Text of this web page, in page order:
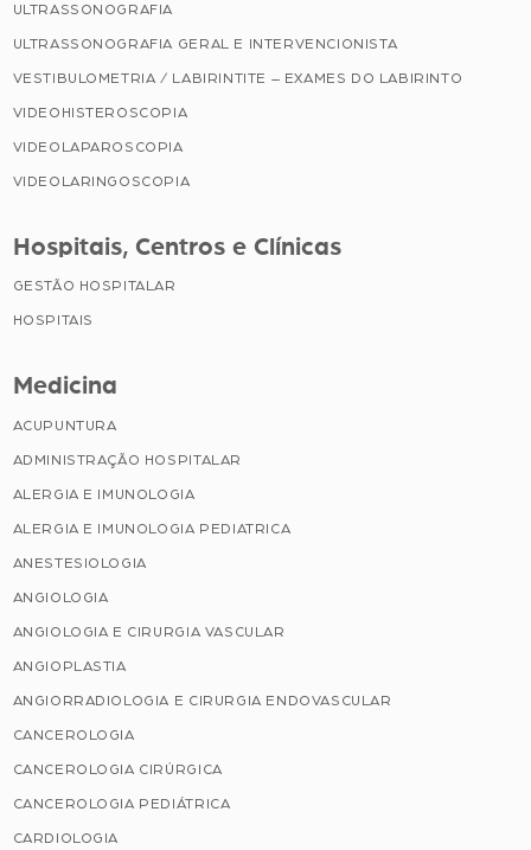
ULTRASSONOGRAFIA
ULTRASSONOGRAFIA GERAL E INTERVENCIONISTA
VESTIBULOMETRIA / LABIRINTITE – EXAMES DO LABIRINTO
VIDEOHISTEROSCOPIA
VIDEOLAPAROSCOPIA
VIDEOLARINGOSCOPIA
Hospitais, Centros e Clínicas
GESTÃO HOSPITALAR
HOSPITAIS
Medicina
ACUPUNTURA
ADMINISTRAÇÃO HOSPITALAR
ALERGIA E IMUNOLOGIA
ALERGIA E IMUNOLOGIA PEDIATRICA
ANESTESIOLOGIA
ANGIOLOGIA
ANGIOLOGIA E CIRURGIA VASCULAR
ANGIOPLASTIA
ANGIORRADIOLOGIA E CIRURGIA ENDOVASCULAR
CANCEROLOGIA
CANCEROLOGIA CIRÚRGICA
CANCEROLOGIA PEDIÁTRICA
CARDIOLOGIA